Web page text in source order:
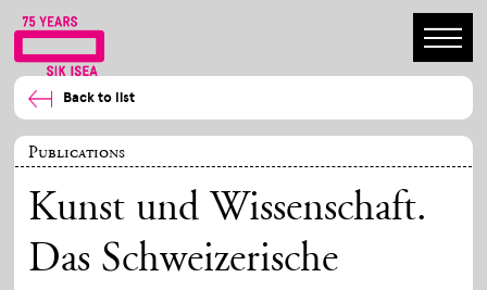
Back to list
Publications
Kunst und Wissenschaft.
Das Schweizerische